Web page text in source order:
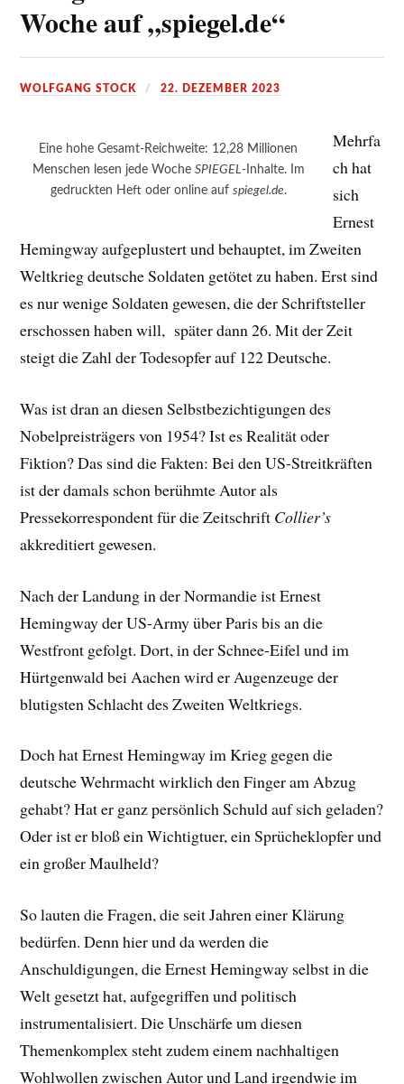
Woche auf „spiegel.de“
WOLFGANG STOCK 22. DEZEMBER 2023
Eine hohe Gesamt-Reichweite: 12,28 Millionen
Menschen lesen jede Woche SPIEGEL-Inhalte. Im
gedruckten Heft oder online auf spiegel.de.
Mehrfa
ch hat
sich
Ernest
Hemingway aufgeplustert und behauptet, im Zweiten
Weltkrieg deutsche Soldaten getötet zu haben. Erst sind
es nur wenige Soldaten gewesen, die der Schriftsteller
erschossen haben will, später dann 26. Mit der Zeit
steigt die Zahl der Todesopfer auf 122 Deutsche.
Was ist dran an diesen Selbstbezichtigungen des
Nobelpreisträgers von 1954? Ist es Realität oder
Fiktion? Das sind die Fakten: Bei den US-Streitkräften
ist der damals schon berühmte Autor als
Pressekorrespondent für die Zeitschrift Collier’s
akkreditiert gewesen.
Nach der Landung in der Normandie ist Ernest
Hemingway der US-Army über Paris bis an die
Westfront gefolgt. Dort, in der Schnee-Eifel und im
Hürtgenwald bei Aachen wird er Augenzeuge der
blutigsten Schlacht des Zweiten Weltkriegs.
Doch hat Ernest Hemingway im Krieg gegen die
deutsche Wehrmacht wirklich den Finger am Abzug
gehabt? Hat er ganz persönlich Schuld auf sich geladen?
Oder ist er bloß ein Wichtigtuer, ein Sprücheklopfer und
ein großer Maulheld?
So lauten die Fragen, die seit Jahren einer Klärung
bedürfen. Denn hier und da werden die
Anschuldigungen, die Ernest Hemingway selbst in die
Welt gesetzt hat, aufgegriffen und politisch
instrumentalisiert. Die Unschärfe um diesen
Themenkomplex steht zudem einem nachhaltigen
Wohlwollen zwischen Autor und Land irgendwie im